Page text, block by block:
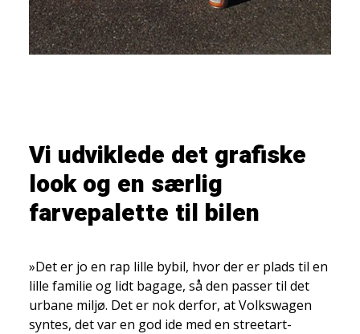
Vi udviklede det grafiske
look og en særlig
farvepalette til bilen
»Det er jo en rap lille bybil, hvor der er plads til en
lille familie og lidt bagage, så den passer til det
urbane miljø. Det er nok derfor, at Volkswagen
syntes, det var en god ide med en streetart-